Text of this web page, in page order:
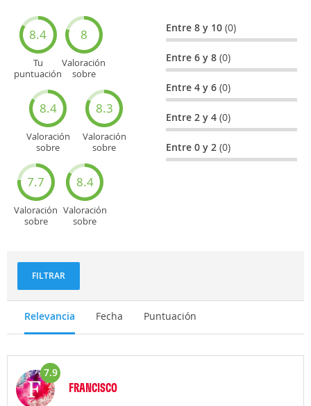
8.4
Tu
puntuación
8
Valoración
sobre
8.4
Valoración
sobre
8.3
Valoración
sobre
turísticos
7.7
Valoración
sobre
8.4
Valoración
sobre
Entre 8 y 10(0)
Entre 6 y 8(0)
Entre 4 y 6(0)
Entre 2 y 4(0)
Entre 0 y 2(0)
FILTRAR
Relevancia Fecha Puntuación
7.9
FRANCISCO